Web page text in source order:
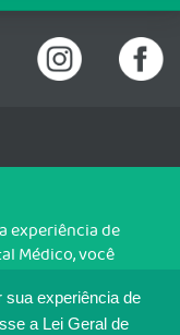
sua experiência de
a Lei Geral de
- CEP: 70200-760 -
experiência de
Médico, você
é feito, acesse
em ACEITO.